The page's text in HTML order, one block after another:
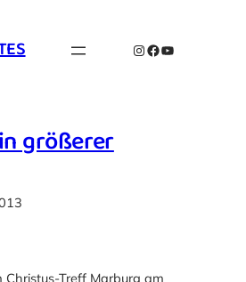
Instagram
Facebook
YouTube
größerer
Christus-Treff Marburg am